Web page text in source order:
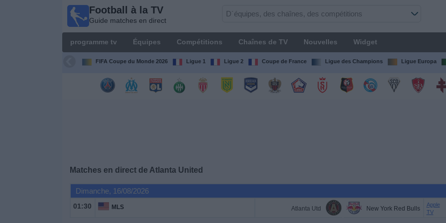
Football à la TV
Guide matches en direct
programme tv Équipes Compétitions Chaînes de TV Nouvelles Widget
FIFA Coupe du Monde 2026 Ligue 1 Ligue 2 Coupe de France Ligue des Champions Ligue Europa
Matches en direct de Atlanta United
Dimanche, 16/08/2026
01:30 MLS Atlanta Utd New York Red Bulls
Apple
TV